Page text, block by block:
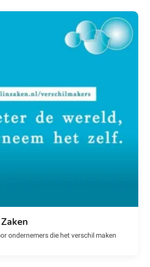
ondernemers die het verschil maken